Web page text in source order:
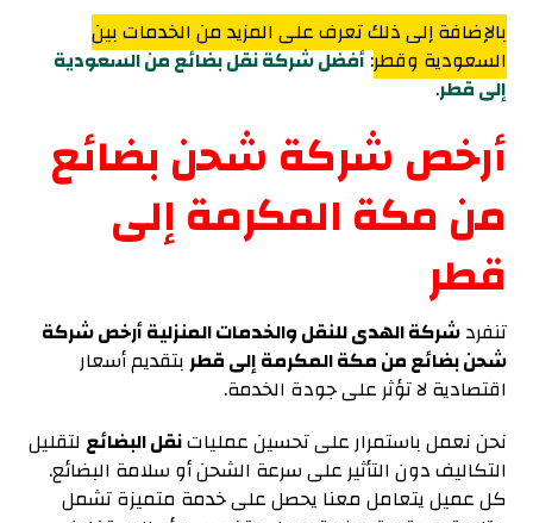
بالإضافة إلى ذلك تعرف على المزيد من الخدمات بين
السعودية وقطر:أفضل شركة نقل بضائع من السعودية
إلى قطر.
أرخص شركة شحن بضائع
من مكة المكرمة إلى
قطر
تنفردشركة الهدى للنقل والخدمات المنزلية أرخص شركة
شحن بضائع من مكة المكرمة إلى قطربتقديم أسعار
اقتصادية لا تؤثر على جودة الخدمة.
نحن نعمل باستمرار على تحسين عملياتنقل البضائع لتقليل
التكاليف دون التأثير على سرعة الشحن أو سلامة البضائع.
كل عميل يتعامل معنا يحصل على خدمة متميزة تشمل